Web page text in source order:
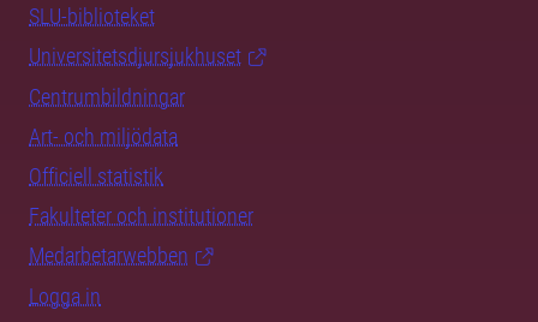
SLU-biblioteket
Universitetsdjursjukhuset
Centrumbildningar
Art- och miljödata
Officiell statistik
Fakulteter och institutioner
Medarbetarwebben
Logga in